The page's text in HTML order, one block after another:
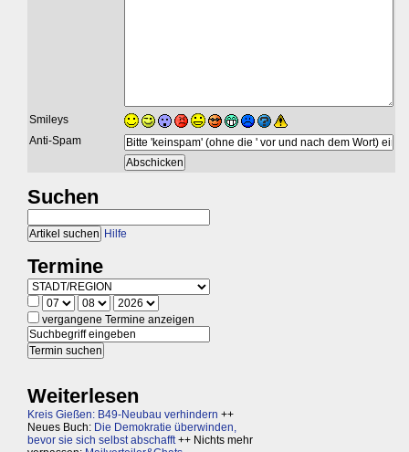
Smileys
Anti-Spam
Suchen
Hilfe
Termine
vergangene Termine anzeigen
Weiterlesen
Kreis Gießen: B49-Neubau verhindern ++
Neues Buch: Die Demokratie überwinden,
bevor sie sich selbst abschafft++ Nichts mehr